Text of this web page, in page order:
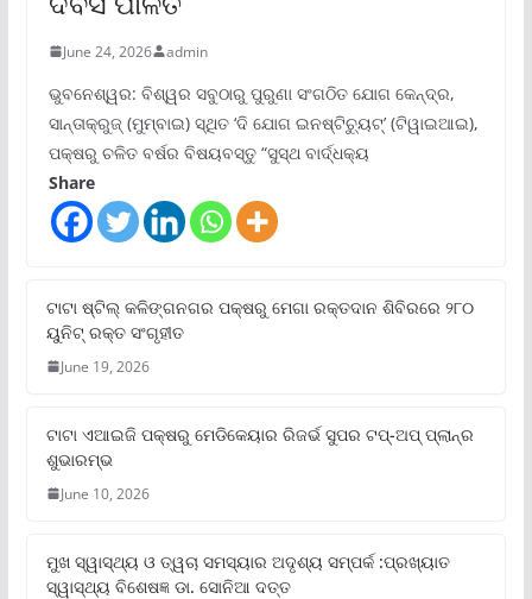
June 24, 2026 admin
ଭୁବନେଶ୍ୱର: ବିଶ୍ୱର ସବୁଠାରୁ ପୁରୁଣା ସଂଗଠିତ ଯୋଗ କେନ୍ଦ୍ର,
ସାନ୍ତାକ୍ରୁଜ୍ (ମୁମ୍ବାଇ) ସ୍ଥିତ ‘ଦି ଯୋଗ ଇନଷ୍ଟିଚ୍ୟୁଟ୍‌’ (ଟିୱାଇଆଇ),
ପକ୍ଷରୁ ଚଳିତ ବର୍ଷର ବିଷୟବସ୍ତୁ “ସୁସ୍ଥ ବାର୍ଦ୍ଧକ୍ୟ
Share
ଟାଟା ଷ୍ଟିଲ୍‌ କଳିଙ୍ଗନଗର ପକ୍ଷରୁ ମେଗା ରକ୍ତଦାନ ଶିବିରରେ ୨୮୦
ୟୁନିଟ୍‌ ରକ୍ତ ସଂଗୃହୀତ
June 19, 2026
ଟାଟା ଏଆଇଜି ପକ୍ଷରୁ ମେଡିକେୟାର ରିଜର୍ଭ ସୁପର ଟପ୍‌-ଅପ୍ ପ୍ଲାନ୍‌ର
ଶୁଭାରମ୍ଭ
June 10, 2026
ମୁଖ ସ୍ୱାସ୍ଥ୍ୟ ଓ ତ୍ୱଚା ସମସ୍ୟାର ଅଦୃଶ୍ୟ ସମ୍ପର୍କ :ପ୍ରଖ୍ୟାତ
ସ୍ୱାସ୍ଥ୍ୟ ବିଶେଷଜ୍ଞ ଡା. ସୋନିଆ ଦତ୍ତ